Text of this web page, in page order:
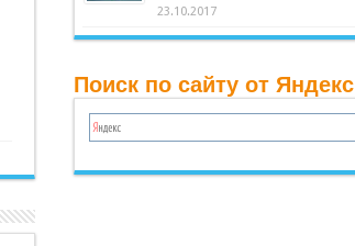
23.10.2017
Поиск по сайту от Яндекс